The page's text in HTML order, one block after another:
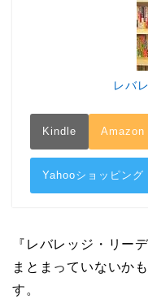
レバ
Kindle Amazon
Yahooショッピング
『レバレッジ・リー
まとまっていないか
す。